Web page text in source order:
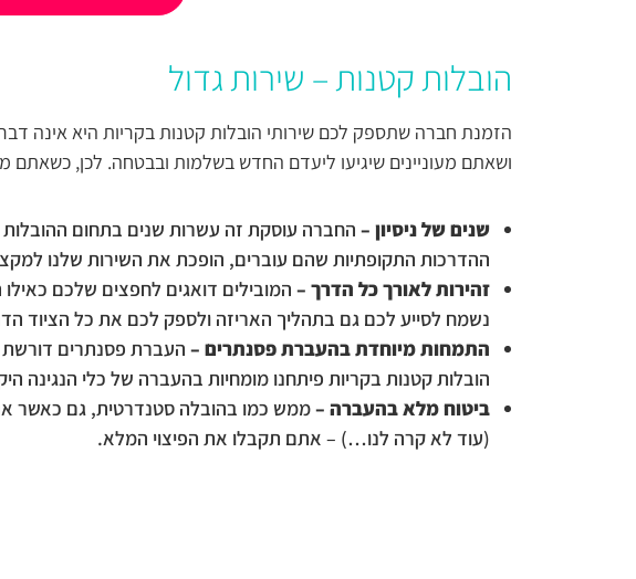
הובלות קטנות – שירות גדול
הזמנת חברה שתספק לכם שירותי הובלות קטנות בקריות היא אינה
ושאתם מעוניינים שיגיעו ליעדם החדש בשלמות ובבטחה. לכן, כשאתם
שנים של ניסיון – החברה עוסקת זה עשרות שנים בתחום ההובלות
ההדרכות התקופתיות שהם עוברים, הופכת את השירות שלנו
זהירות לאורך כל הדרך – המובילים דואגים לחפצים שלכם
נשמח לסייע לכם גם בתהליך האריזה ולספק לכם את כל הציוד
התמחות מיוחדת בהעברת פסנתרים – העברת פסנתרים דורשת
הובלות קטנות בקריות פיתחנו מומחיות בהעברה של כלי הנגינה
ביטוח מלא בהעברה –ממש כמו בהובלה סטנדרטית, גם כאשר
(עוד לא קרה לנו…) – אתם תקבלו את הפיצוי המלא.